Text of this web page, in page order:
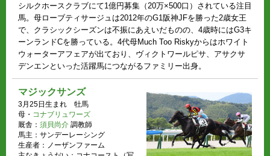
シルクホースクラブにて1億円募集（20万×500口）されている注目
馬。母ローブティサージュは2012年のG1阪神JFを勝った2歳女王
で、クラシックシーズンは不振にあえいだものの、4歳時にはG3キ
ーンランドCを勝っている。4代母Much Too Riskyからはホワイト
ウォーターアフェアが出ており、ヴィクトワールピサ、アサクサ
デンエンといった活躍馬につながるファミリー出身。
マジックサンズ
3月25日生まれ 牡馬
母・ コナブリュワーズ
厩舎： 須貝尚介 調教師
馬主：サンデーレーシング
生産者：ノーザンファーム